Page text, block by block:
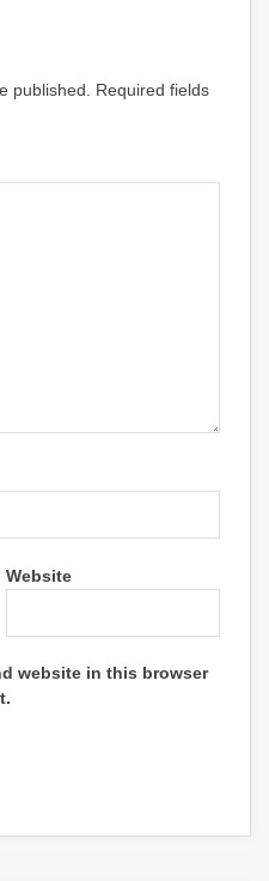
published.
Required fields
Website
website in this browser